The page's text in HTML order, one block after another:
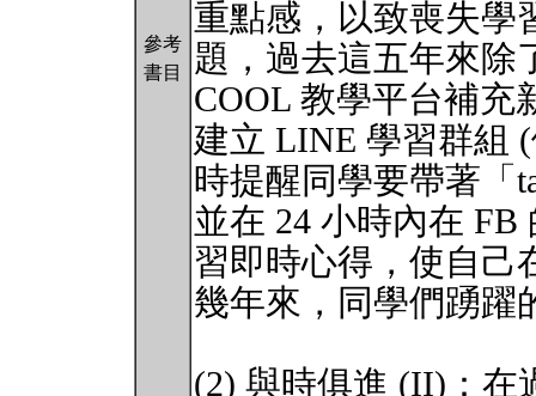
參考
書目
重點感，以致喪失學
題，過去這五年來除
COOL 教學平台補充
建立 LINE 學習群組
時提醒同學要帶著「
並在 24 小時內在 FB
習即時心得，使自己
幾年來，同學們踴躍
(2) 與時俱進 (II)：在